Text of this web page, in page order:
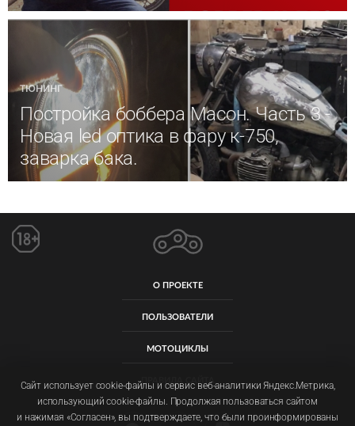
ТЮНИНГ
Постройка боббера Масон. Часть 3 -
Новая led оптика в фару к-750,
заварка бака.
О ПРОЕКТЕ
ПОЛЬЗОВАТЕЛИ
МОТОЦИКЛЫ
ПРАВИЛА САЙТА
Сайт использует cookie-файлы и сервис веб-аналитики Яндекс.Метрика,
использующий cookie-файлы. Продолжая пользоваться сайтом
и нажимая «Согласен», вы подтверждаете, что были проинформированы